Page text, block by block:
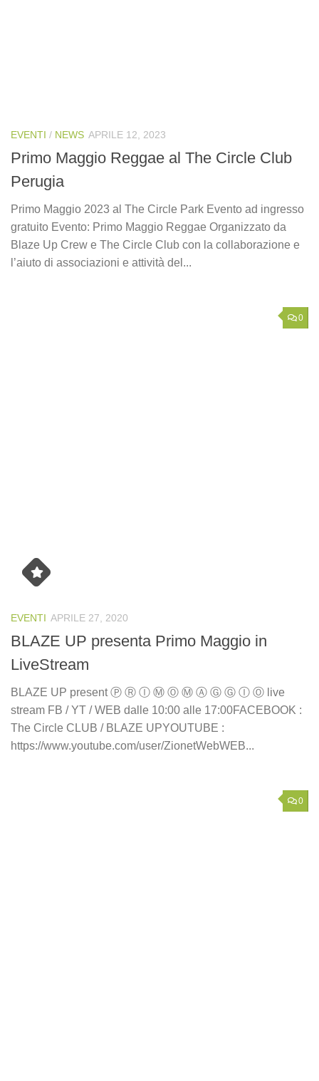
EVENTI / NEWS APRILE 12, 2023
Primo Maggio Reggae al The Circle Club
Perugia
Primo Maggio 2023 al The Circle Park Evento ad ingresso
gratuito Evento: Primo Maggio Reggae Organizzato da
Blaze Up Crew e The Circle Club con la collaborazione e
l’aiuto di associazioni e attività del...
0
EVENTI APRILE 27, 2020
BLAZE UP presenta Primo Maggio in
LiveStream
BLAZE UP present Ⓟ Ⓡ Ⓘ Ⓜ Ⓞ Ⓜ Ⓐ Ⓖ Ⓖ Ⓘ Ⓞ live
stream FB / YT / WEB dalle 10:00 alle 17:00FACEBOOK :
The Circle CLUB / BLAZE UPYOUTUBE :
https://www.youtube.com/user/ZionetWebWEB...
0